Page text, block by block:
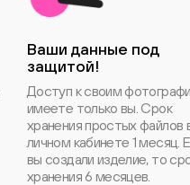
Ваши данные под
защитой!
Доступ к своим
имеете только вы. Срок
хранения простых файлов
личном кабинете 1 месяц.
вы создали изделие, то
хранения 6 месяцев.